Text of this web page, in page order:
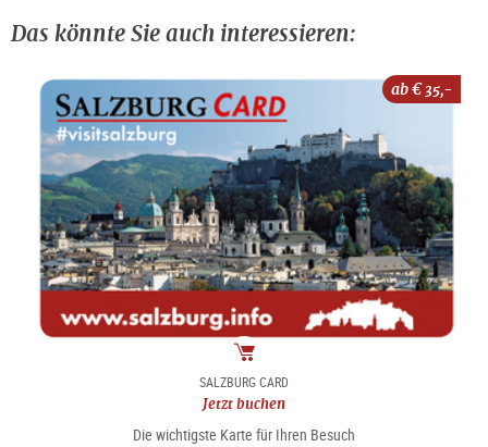
Das könnte Sie auch interessieren:
ab €35,-
Package
SALZBURG CARD
Jetzt buchen
Die wichtigste Karte für Ihren Besuch